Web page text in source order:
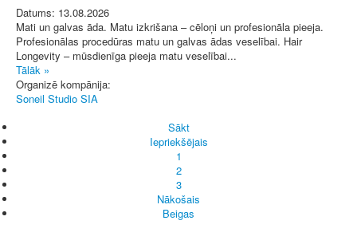
Datums: 13.08.2026
Mati un galvas āda. Matu izkrišana – cēloņi un profesionāla pieeja.
Profesionālas procedūras matu un galvas ādas veselībai. Hair
Longevity – mūsdienīga pieeja matu veselībai...
Tālāk »
Organizē kompānija:
Soneil Studio SIA
Sākt
Iepriekšējais
1
2
3
Nākošais
Beigas